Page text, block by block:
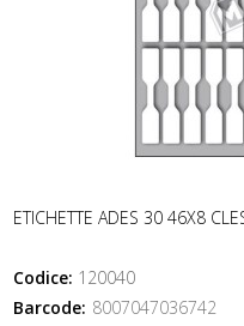
ETICHETTE ADES 30 46X8
Codice: 120040
Barcode: 8007047036742